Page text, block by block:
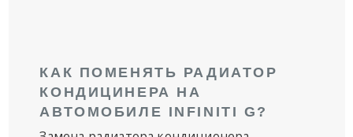
КАК ПОМЕНЯТЬ РАДИАТОР
КОНДИЦИНЕРА НА
АВТОМОБИЛЕ INFINITI G?